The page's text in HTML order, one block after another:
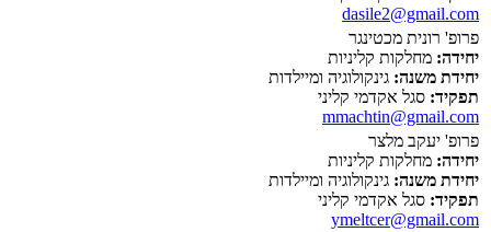
dasile2@gmail.com
פרופ' רונית מכטינגר
יחידה: מחלקות קליניות
יחידת משנה: גינקולוגיה ומיילדות
תפקיד: סגל אקדמי קליני
mmachtin@gmail.com
פרופ' יעקב מלצר
יחידה: מחלקות קליניות
יחידת משנה: גינקולוגיה ומיילדות
תפקיד: סגל אקדמי קליני
ymeltcer@gmail.com